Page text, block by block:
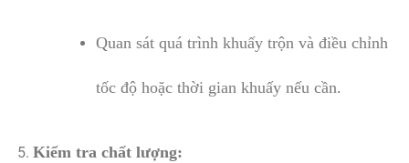
Quan sát quá trình khuấy trộn và điều chỉnh
tốc độ hoặc thời gian khuấy nếu cần.
Kiểm tra chất lượng: